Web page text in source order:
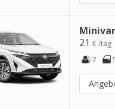
21 € /tag
7